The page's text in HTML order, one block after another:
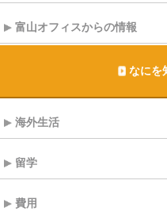
富山オフィスからの情報
なにを
海外生活
留学
費用